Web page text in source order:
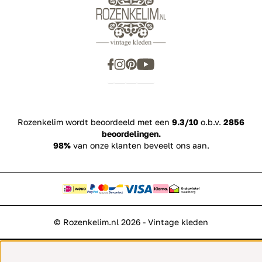
Rozenkelim wordt beoordeeld met een 9.3/10 o.b.v. 2856
beoordelingen.
98%van onze klanten beveelt ons aan.
© Rozenkelim.nl 2026 - Vintage kleden